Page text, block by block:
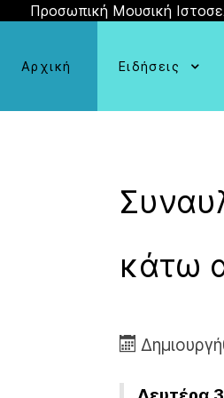
Προσωπική Μουσική
Αρχική Ειδήσεις
κάτω